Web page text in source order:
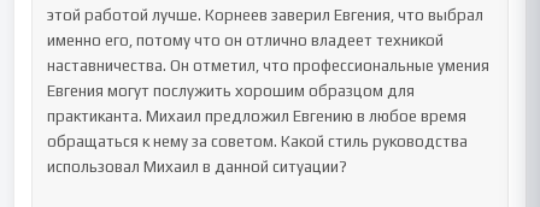
этой работой лучше. Корнеев заверил Евгения, что выбрал
именно его, потому что он отлично владеет техникой
наставничества. Он отметил, что профессиональные умения
Евгения могут послужить хорошим образцом для
практиканта. Михаил предложил Евгению в любое время
обращаться к нему за советом. Какой стиль руководства
использовал Михаил в данной ситуации?